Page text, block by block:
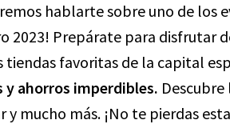
hablarte sobre uno de los
2023! Prepárate para disfrutar
tiendas favoritas de la capital
ahorros imperdibles. Descubre
mucho más. ¡No te pierdas esta